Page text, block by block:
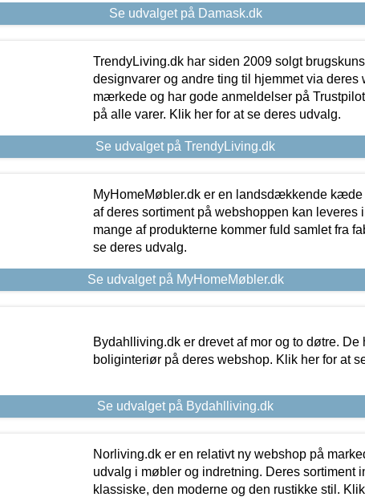
Se udvalget på Damask.dk
TrendyLiving.dk har siden 2009 solgt
designvarer og andre ting til hjemmet via deres
mærkede og har gode anmeldelser på
på alle varer. Klik her for at se deres udvalg.
Se udvalget på TrendyLiving.dk
MyHomeMøbler.dk er en landsdækkende kæde
af deres sortiment på webshoppen kan leveres
mange af produkterne kommer fuld samlet fra
se deres udvalg.
Se udvalget på MyHomeMøbler.dk
Bydahlliving.dk er drevet af mor og to døtre. De
boliginteriør på deres webshop. Klik her for at
Se udvalget på Bydahlliving.dk
Norliving.dk er en relativt ny webshop på
udvalg i møbler og indretning. Deres sortiment
klassiske, den moderne og den rustikke stil.